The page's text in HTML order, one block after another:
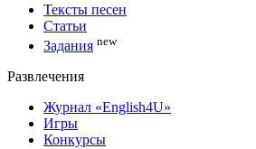
Тексты песен
Статьи
Задания new
Развлечения
Журнал «English4U»
Игры
Конкурсы